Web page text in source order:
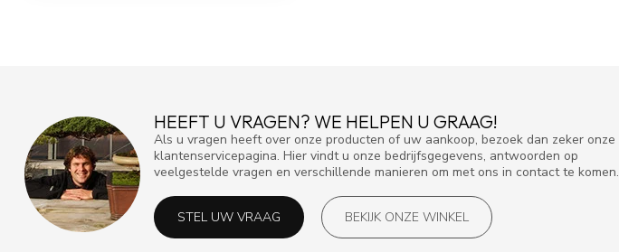
HEEFT U VRAGEN? WE HELPEN U GRAAG!
Als u vragen heeft over onze producten of uw aankoop, bezoek dan zeker onze
klantenservicepagina. Hier vindt u onze bedrijfsgegevens, antwoorden op
veelgestelde vragen en verschillende manieren om met ons in contact te komen.
STEL UW VRAAG BEKIJK ONZE WINKEL